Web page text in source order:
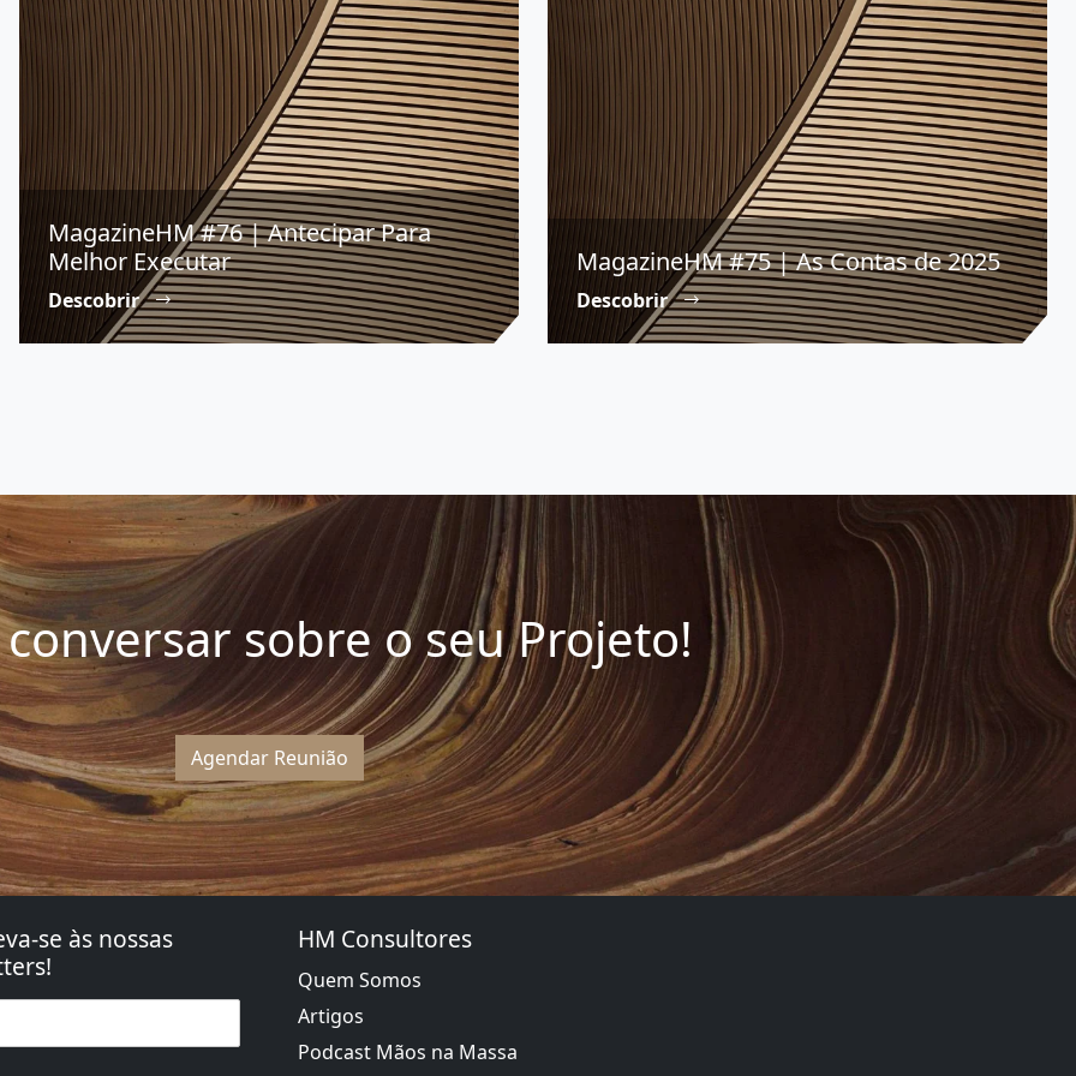
MagazineHM #76 | Antecipar Para
Melhor Executar
Descobrir
MagazineHM #75 | As Contas de 2025
Descobrir
sobre o seu Projeto!
Agendar Reunião
se às nossas
HM Consultores
Quem Somos
Artigos
Podcast Mãos na Massa